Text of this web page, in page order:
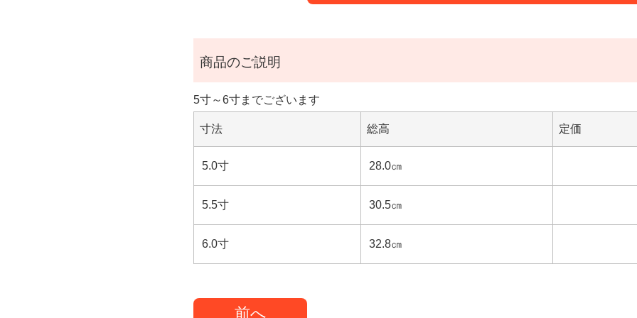
商品のご説明
5寸～6寸までございます
寸法 総高 定価
5.0寸 28.0㎝
5.5寸 30.5㎝
6.0寸 32.8㎝
前へ